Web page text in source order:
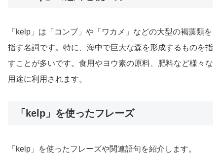
「kelp」は「コンブ」や「ワカメ」などの大型の褐藻類を
指す名詞です。特に、海中で巨大な森を形成するものを指
すことが多いです。食用やヨウ素の原料、肥料など様々な
用途に利用されます。
「kelp」を使ったフレーズ
「kelp」を使ったフレーズや関連語句を紹介します。